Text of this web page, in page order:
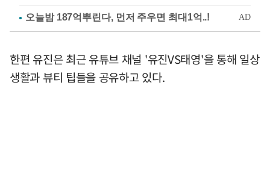
한편 유진은 최근 유튜브 채널 '유진VS태영'을 통해 일상
생활과 뷰티 팁들을 공유하고 있다.